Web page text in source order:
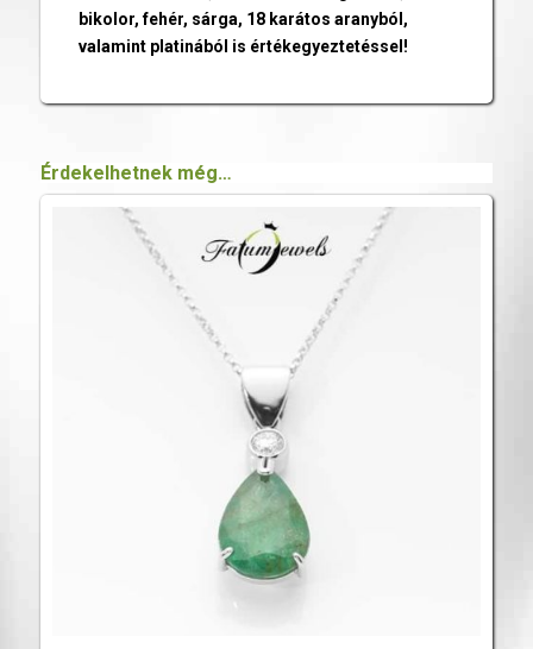
bikolor, fehér, sárga, 18 karátos aranyból,
valamint platinából is értékegyeztetéssel!
Érdekelhetnek még…